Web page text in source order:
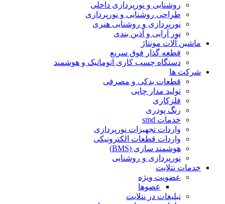
روشنایی و نورپردازی داخلی
طراحی روشنایی و نورپردازی
نورپردازی و روشنایی هنری
نور آرایی و آذین بندی
ماشین آلات مونتاژ
قطعه گذار فوق سریع
دستگاه چسب کاری اتوماتیک و هوشمند
شرکت ها
قطعات یدکی و مصرفی
تولید مدار چاپی
فلزکاری
رنگ پودری
خدمات smd
واردات تجهیزات نورپردازی
واردات قطعات الکترونیکی
هوشمند سازی (BMS)
نورپردازی و روشنایی
خدمات نتلایت
عضویت ویژه
عضوها
تبلیغات در نتلایت